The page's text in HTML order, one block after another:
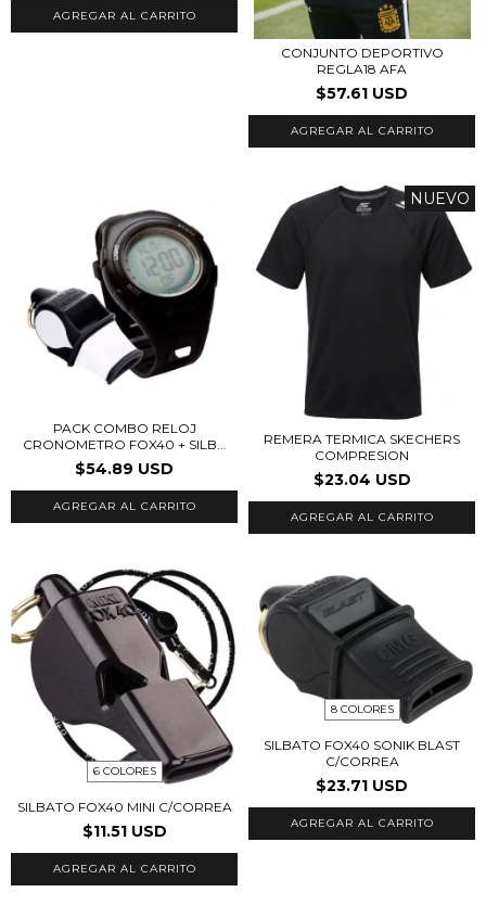
AGREGAR AL CARRITO
CONJUNTO DEPORTIVO
REGLA18 AFA
$57.61 USD
AGREGAR AL CARRITO
PACK COMBO RELOJ
CRONOMETRO FOX40 + SILB...
$54.89 USD
NUEVO
REMERA TERMICA SKECHERS
COMPRESION
$23.04 USD
AGREGAR AL CARRITO
6 COLORES
SILBATO FOX40 MINI C/CORREA
$11.51 USD
AGREGAR AL CARRITO
8 COLORES
SILBATO FOX40 SONIK BLAST
C/CORREA
$23.71 USD
AGREGAR AL CARRITO